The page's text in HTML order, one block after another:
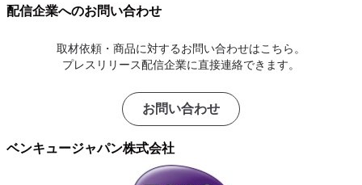
配信企業へのお問い合わせ
取材依頼・商品に対するお問い合わせはこちら。
プレスリリース配信企業に直接連絡できます。
お問い合わせ
ベンキュージャパン株式会社